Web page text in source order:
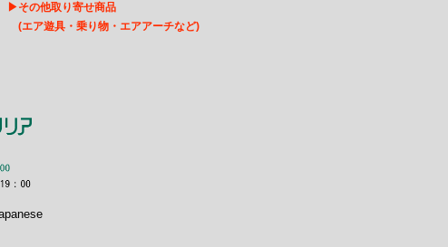
▶その他取り寄せ商品
(エア遊具・乗り物・エアアーチなど)